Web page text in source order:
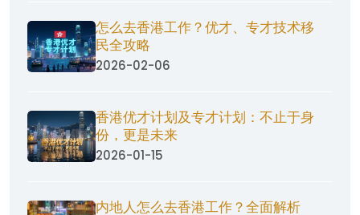
怎么去香港工作？优才、专才技术移
民全攻略
2026-02-06
香港优才计划及专才计划：不止于身
份，更是未来
2026-01-15
内地人怎么去香港工作？全面解析